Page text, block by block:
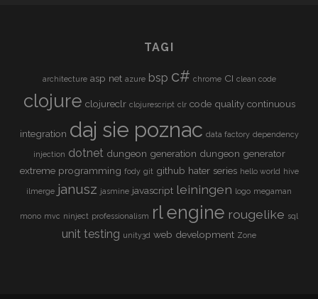
F
E
N
G
I
E
TAGI
architecture asp net azure bsp c# chrome CI clean code
clojure clojureclr clojurescript clr code quality continuous
integration daj sie poznac data factory dependency
injection dotnet dungeon generation dungeon generator
extreme programming fody git github hater series hello world hive
ilmerge janusz jasmine javascript leiningen logo megaman
mono mvc ninject professionalism rl engine rougelike sql
unit testing unity3d web development Zone